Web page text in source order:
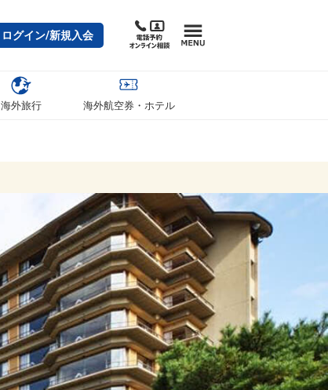
ログイン/新規入会
海外旅行 海外航空券・ホテル